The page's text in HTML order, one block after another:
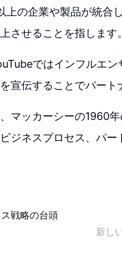
上の企業や製品が統合
させることを指します。
ではインフルエ
宣伝することでパート
マッカーシーの1960
ジネスプロセス、パ
新し